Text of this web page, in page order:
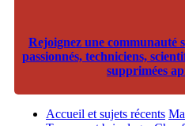
Rejoignez une communauté
passionnés, techniciens,
supprimées
Accueil et sujets récents